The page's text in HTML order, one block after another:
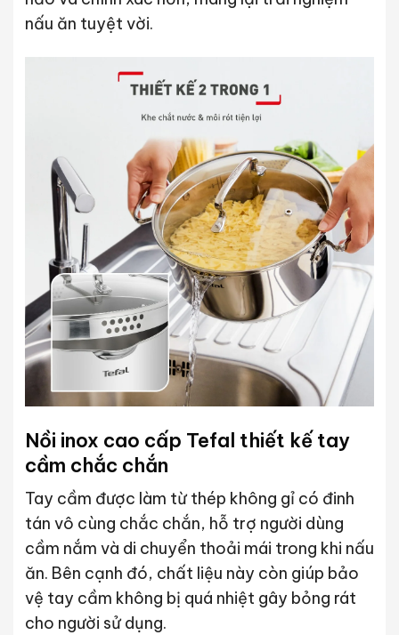
nấu ăn tuyệt vời.
Nồi inox cao cấp Tefal thiết kế tay
cầm chắc chắn
Tay cầm được làm từ thép không gỉ có đinh
tán vô cùng chắc chắn, hỗ trợ người dùng
cầm nắm và di chuyển thoải mái trong khi nấu
ăn. Bên cạnh đó, chất liệu này còn giúp bảo
vệ tay cầm không bị quá nhiệt gây bỏng rát
cho người sử dụng.